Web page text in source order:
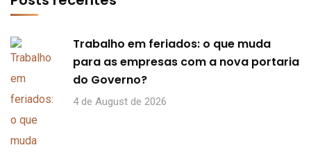
Trabalho em feriados: o que muda
para as empresas com a nova portaria
do Governo?
4 de August de 2026